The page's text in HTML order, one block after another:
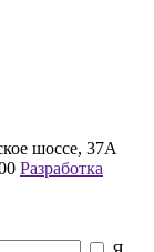
шоссе, 37А
Разработка